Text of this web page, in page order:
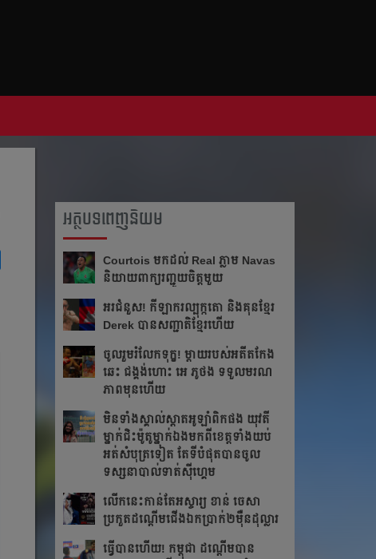
អត្ថបទពេញនិយម
Courtois មក​ដល់​ Real ភ្លាម​​ Navas
និយាយ​ពាក្យ​រញ្ជួយ​ចិត្ត​មួយ​
អរ​ជំនួស!​ កីឡាករ​ល្បុក្កតោ​ និង​គុន​ខ្មែរ​
Derek​ បាន​សញ្ជាតិ​ខ្មែរ​ហើយ​
ចូលរួម​រំលែក​ទុក្ខ​! ម្ដាយ​របស់​អតីត​កែង​
ឆេះ​ ជង្គង់​ហោះ​ អេ​ ភូថង​ ទទួល​មរណ
ភាព​មុន​ហើយ
មិនទាំងស្គាល់ស្តាតអូឡាំពិកផង យុវតី
ម្នាក់ជិះម៉ូតូម្នាក់ឯងមកពីខេត្ត​ទាំង​យប់
អត់សំបុត្រទៀត តែ​ទី​បំផុត​បាន​ចូល​
ទស្សនា​បាល់ទាត់ស៊ីហ្គេម
លើក​នេះ​កាន់​តែ​អស្ចារ្យ ខាន់ ចេសា
ប្រកួត​ដណ្តើម​ជើង​ឯកប្រាក់២ម៉ឺនដុល្លារ​
ធ្វើបានហើយ! កម្ពុជា ដណ្តើមបាន